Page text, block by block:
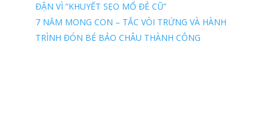
ĐẬN VÌ “KHUYẾT SẸO MỔ ĐẺ CŨ”
7 NĂM MONG CON – TẮC VÒI TRỨNG VÀ HÀNH
TRÌNH ĐÓN BÉ BẢO CHÂU THÀNH CÔNG